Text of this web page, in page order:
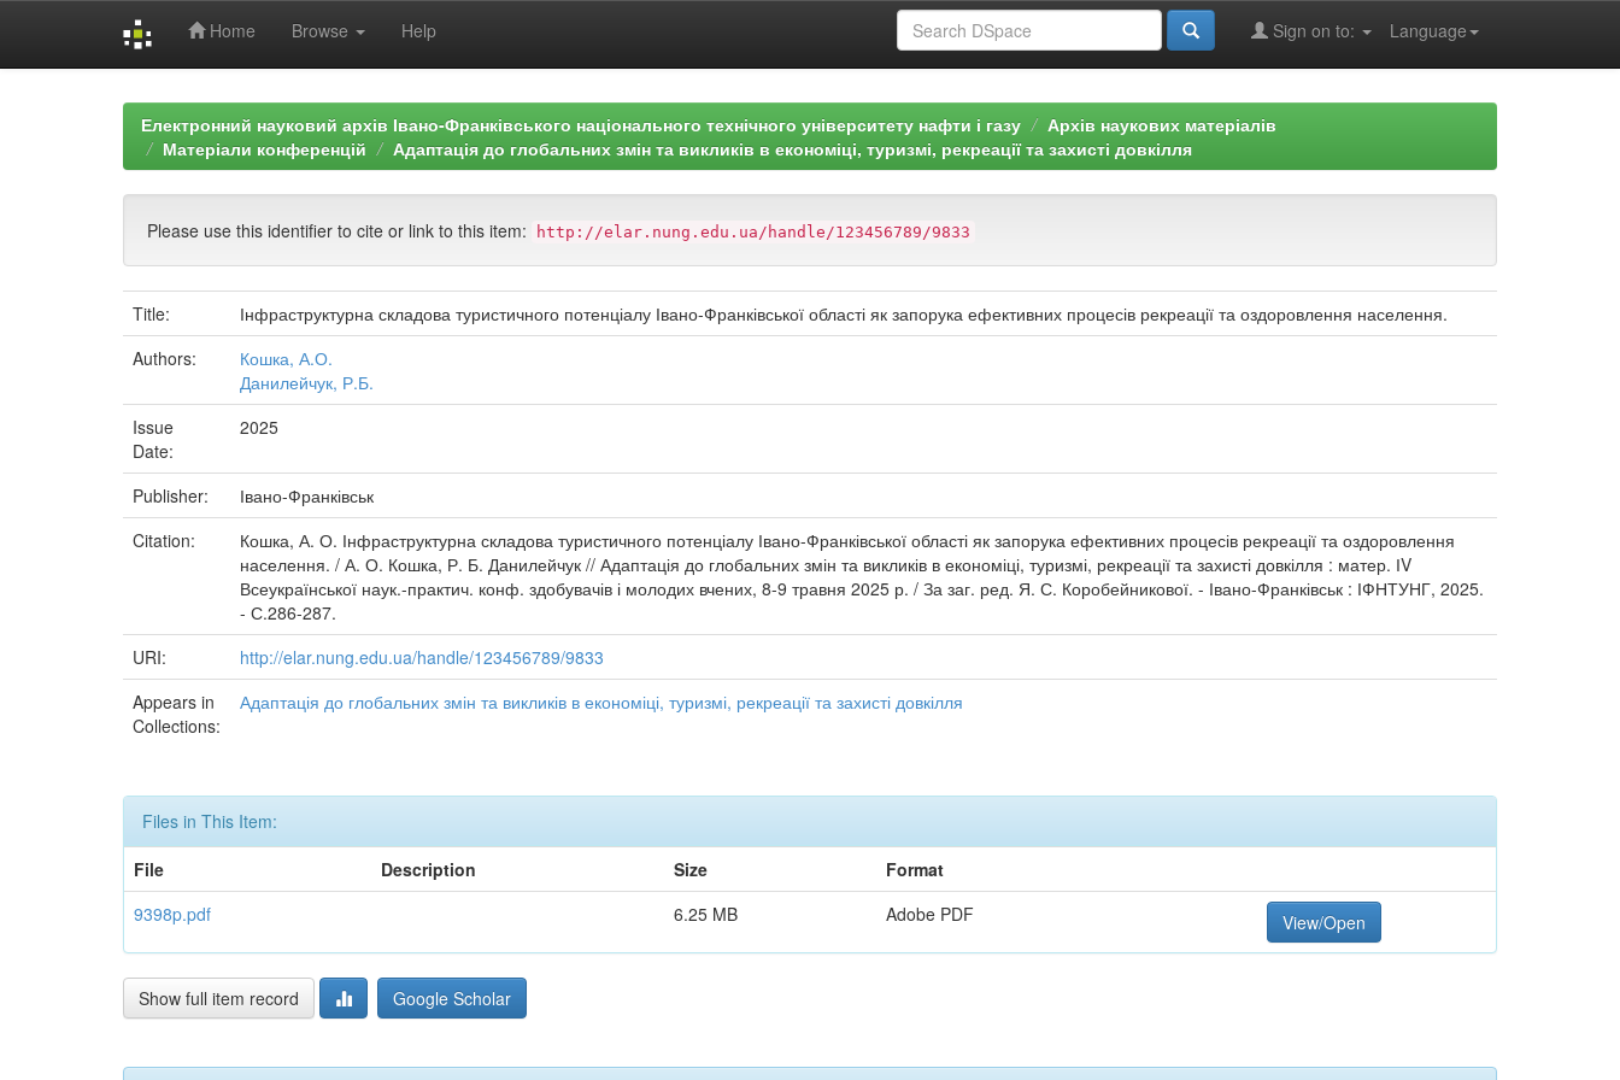
Home Browse Help Language
Sign on to:
Електронний науковий архів Івано-Франківського національного технічного університету нафти і газу
Архів наукових матеріалів
Матеріали конференцій
Адаптація до глобальних змін та викликів в економіці, туризмі, рекреації та захисті довкілля
Please use this identifier to cite or link to this item: http://elar.nung.edu.ua/handle/123456789/9833
Title:
Інфраструктурна складова туристичного потенціалу Івано-Франківської області як запорука ефективних процесів рекреації та оздоровлення населення.
Authors:
Кошка, А.О.
Данилейчук, Р.Б.
Issue
Date:
2025
Publisher:
Івано-Франківськ
Citation:
Кошка, А. О. Інфраструктурна складова туристичного потенціалу Івано-Франківської області як запорука ефективних процесів рекреації та оздоровлення
населення. / А. О. Кошка, Р. Б. Данилейчук // Адаптація до глобальних змін та викликів в економіці, туризмі, рекреації та захисті довкілля : матер. ІV
Всеукраїнської наук.-практич. конф. здобувачів і молодих вчених, 8-9 травня 2025 р. / За заг. ред. Я. С. Коробейникової. - Івано-Франківськ : ІФНТУНГ, 2025.
- С.286-287.
URI:
http://elar.nung.edu.ua/handle/123456789/9833
Appears in
Collections:
Адаптація до глобальних змін та викликів в економіці, туризмі, рекреації та захисті довкілля
Files in This Item:
File
Description Size
Format
9398p.pdf
6.25 MB Adobe PDF View/Open
Show full item record Google Scholar